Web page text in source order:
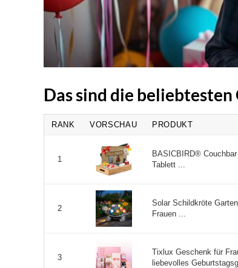
Das sind die
RANK VORSCHAU PRODUKT
1
BASICBIRD®
Tablett ...
2
Solar Schildkröte
Frauen ...
3
Tixlux Geschenk für
liebevolles